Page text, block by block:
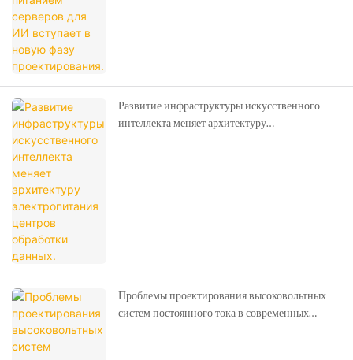
Развитие инфраструктуры искусственного
интеллекта меняет архитектуру
Проблемы проектирования высоковольтных
систем постоянного тока в современных